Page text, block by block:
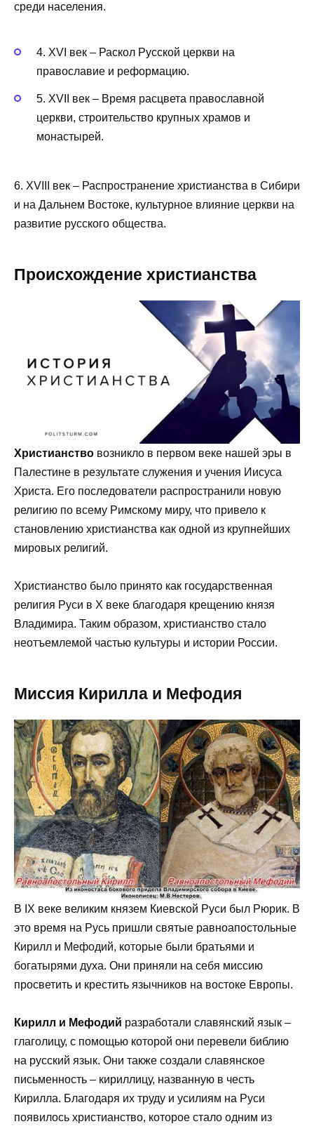
среди населения.
4. XVI век – Раскол Русской церкви на
православие и реформацию.
5. XVII век – Время расцвета православной
церкви, строительство крупных храмов и
монастырей.
6. XVIII век – Распространение христианства в Сибири
и на Дальнем Востоке, культурное влияние церкви на
развитие русского общества.
Происхождение христианства
Христианство возникло в первом веке нашей эры в
Палестине в результате служения и учения Иисуса
Христа. Его последователи распространили новую
религию по всему Римскому миру, что привело к
становлению христианства как одной из крупнейших
мировых религий.
Христианство было принято как государственная
религия Руси в X веке благодаря крещению князя
Владимира. Таким образом, христианство стало
неотъемлемой частью культуры и истории России.
Миссия Кирилла и Мефодия
В IX веке великим князем Киевской Руси был Рюрик. В
это время на Русь пришли святые равноапостольные
Кирилл и Мефодий, которые были братьями и
богатырями духа. Они приняли на себя миссию
просветить и крестить язычников на востоке Европы.
Кирилл и Мефодий разработали славянский язык –
глаголицу, с помощью которой они перевели библию
на русский язык. Они также создали славянское
письменность – кириллицу, названную в честь
Кирилла. Благодаря их труду и усилиям на Руси
появилось христианство, которое стало одним из